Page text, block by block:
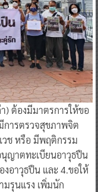
) ต้องมีมาตรการให้ขอ
การตรวจสุขภาพจิต
วช หรือ มีพฤติกรรม
นุญาตทะเบียนอาวุธปืน
อาวุธปืน และ 4.ขอให้
รุนแรง เพิ่มนัก